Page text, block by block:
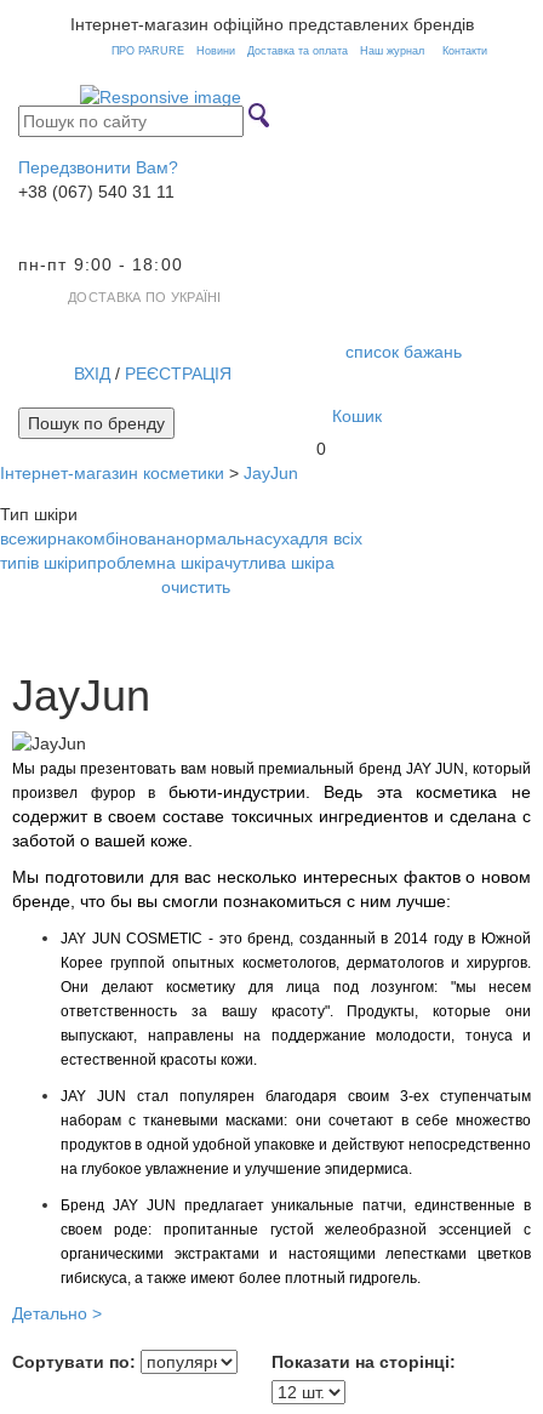
Інтернет-магазин офіційно представлених брендів
ПРО PARURE Новини Доставка та оплата Наш журнал Контакти
Передзвонити Вам?
+38 (067) 540 31 11
пн-пт 9:00 - 18:00
ДОСТАВКА ПО УКРАЇНІ
список бажань
ВХІД / РЕЄСТРАЦІЯ
Кошик
0
Пошук по бренду
Інтернет-магазин косметики > JayJun
Тип шкіри
всежирнакомбіновананормальнасухадля всіх
типів шкірипроблемна шкірачутлива шкіра
очистить
JayJun
Мы рады презентовать вам новый премиальный бренд JAY JUN, который
произвел фурор в бьюти-индустрии. Ведь эта косметика не
содержит в своем составе токсичных ингредиентов и сделана с
заботой о вашей коже.
Мы подготовили для вас несколько интересных фактов о новом
бренде, что бы вы смогли познакомиться с ним лучше:
JAY JUN COSMETIC - это бренд, созданный в 2014 году в Южной
Корее группой опытных косметологов, дерматологов и хирургов.
Они делают косметику для лица под лозунгом: "мы несем
ответственность за вашу красоту". Продукты, которые они
выпускают, направлены на поддержание молодости, тонуса и
естественной красоты кожи.
JAY JUN стал популярен благодаря своим 3-ех ступенчатым
наборам с тканевыми масками: они сочетают в себе множество
продуктов в одной удобной упаковке и действуют непосредственно
на глубокое увлажнение и улучшение эпидермиса.
Бренд JAY JUN предлагает уникальные патчи, единственные в
своем роде: пропитанные густой желеобразной эссенцией с
органическими экстрактами и настоящими лепестками цветков
гибискуса, а также имеют более плотный гидрогель.
Детально >
Сортувати по: Показати на сторінці: